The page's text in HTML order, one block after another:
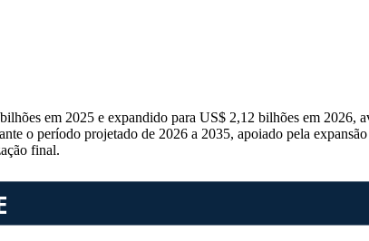
em 2025 e expandido para US$ 2,12 bilhões em 2026,
o período projetado de 2026 a 2035, apoiado pela
final.